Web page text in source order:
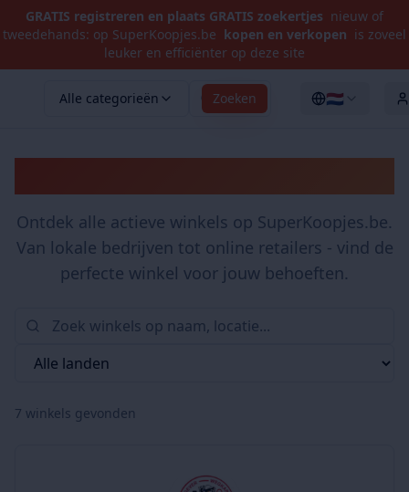
GRATIS registreren en plaats GRATIS zoekertjes nieuw of
tweedehands: op SuperKoopjes.be kopen en verkopen is zoveel
leuker en efficiënter op deze site
Alle categorieën Zoeken 🇳🇱
Ontdek alle actieve winkels op SuperKoopjes.be.
Van lokale bedrijven tot online retailers - vind de
perfecte winkel voor jouw behoeften.
7 winkels gevonden